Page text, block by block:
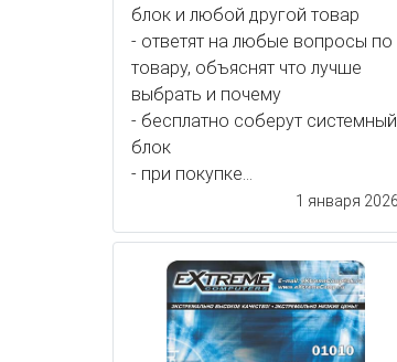
блок и любой другой товар
- ответят на любые вопросы по
товару, объяснят что лучше
выбрать и почему
- бесплатно соберут системный
блок
- при покупке...
1 января 2026